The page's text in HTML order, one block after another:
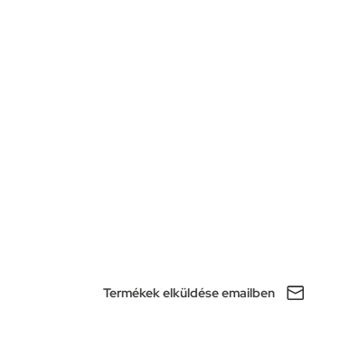
Termékek elküldése emailben